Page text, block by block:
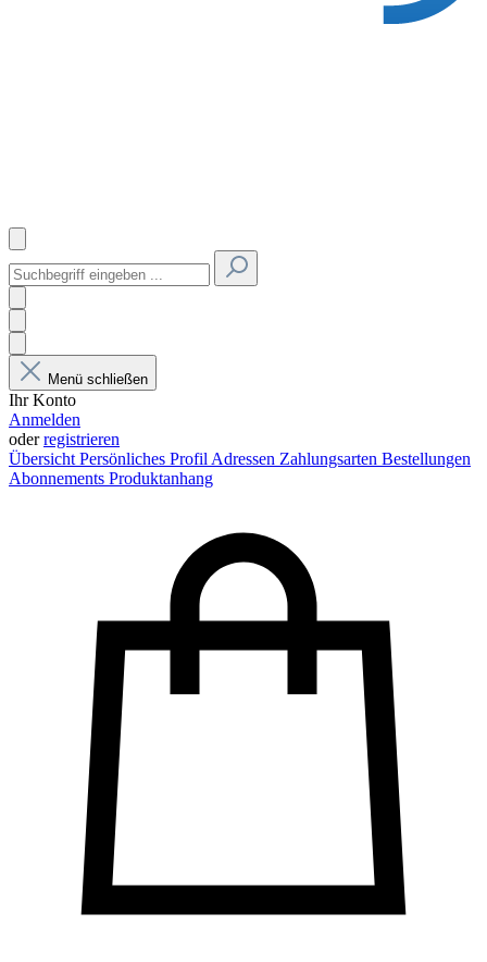
Menü schließen
Ihr Konto
Anmelden
oderregistrieren
Übersicht Persönliches Profil Adressen Zahlungsarten Bestellungen
Abonnements Produktanhang